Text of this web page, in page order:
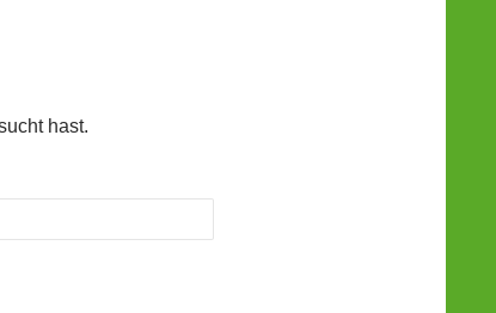
hast.